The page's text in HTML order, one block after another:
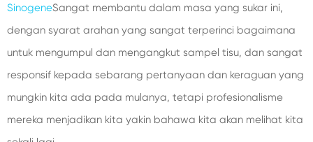
SinogeneSangat membantu dalam masa yang sukar ini,
dengan syarat arahan yang sangat terperinci bagaimana
untuk mengumpul dan mengangkut sampel tisu, dan sangat
responsif kepada sebarang pertanyaan dan keraguan yang
mungkin kita ada pada mulanya, tetapi profesionalisme
mereka menjadikan kita yakin bahawa kita akan melihat kita